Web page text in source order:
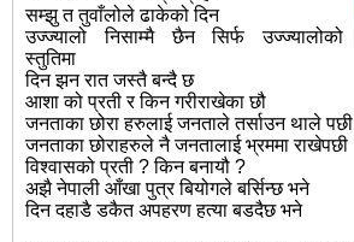
सम्झु त तुवाँलोले ढाकेको दिन
उज्ज्यालो निसाम्मै छैन सिर्फ उज्ज्यालोको
स्तुतिमा
दिन झन रात जस्तै बन्दै छ
आशा को प्रती र किन गरीराखेका छौ
जनताका छोरा हरुलाई जनताले तर्साउन थाले पछी
जनताका छोराहरुले नै जनतालाई भ्रममा राखेपछी
विश्वासको प्रती ? किन बनायौ ?
अझै नेपाली आँखा पुत्र बियोगले बर्सिन्छ भने
दिन दहाडै डकैत अपहरण हत्या बडदैछ भने